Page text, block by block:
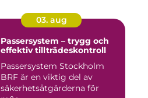
03. aug
Passersystem – trygg och
effektiv tillträdeskontroll
Passersystem Stockholm
BRF är en viktig del av
säkerhetsåtgärderna för